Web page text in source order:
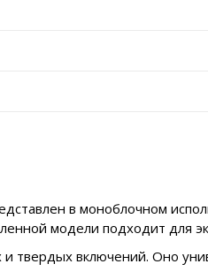
в моноблочном
модели подходит для
твердых включений. Оно